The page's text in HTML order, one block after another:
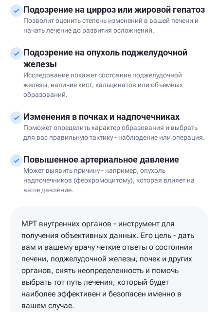
Подозрение на цирроз или жировой гепатоз
Позволит оценить степень изменений в вашей печени и
начать лечение до развития осложнений.
Подозрение на опухоль поджелудочной
железы
Исследование покажет состояние поджелудочной
железы, наличие кист, кальцинатов или объемных
образований.
Изменения в почках и надпочечниках
Поможет определить характер образования и выбрать
для вас правильную тактику - наблюдение или операция.
Повышенное артериальное давление
Может выявить причину - например, опухоль
надпочечников (феохромоцитому), которая влияет на
ваше давление.
МРТ внутренних органов - инструмент для
получения объективных данных. Его цель - дать
вам и вашему врачу четкие ответы о состоянии
печени, поджелудочной железы, почек и других
органов, снять неопределенность и помочь
выбрать тот путь лечения, который будет
наиболее эффективен и безопасен именно в
вашем случае.